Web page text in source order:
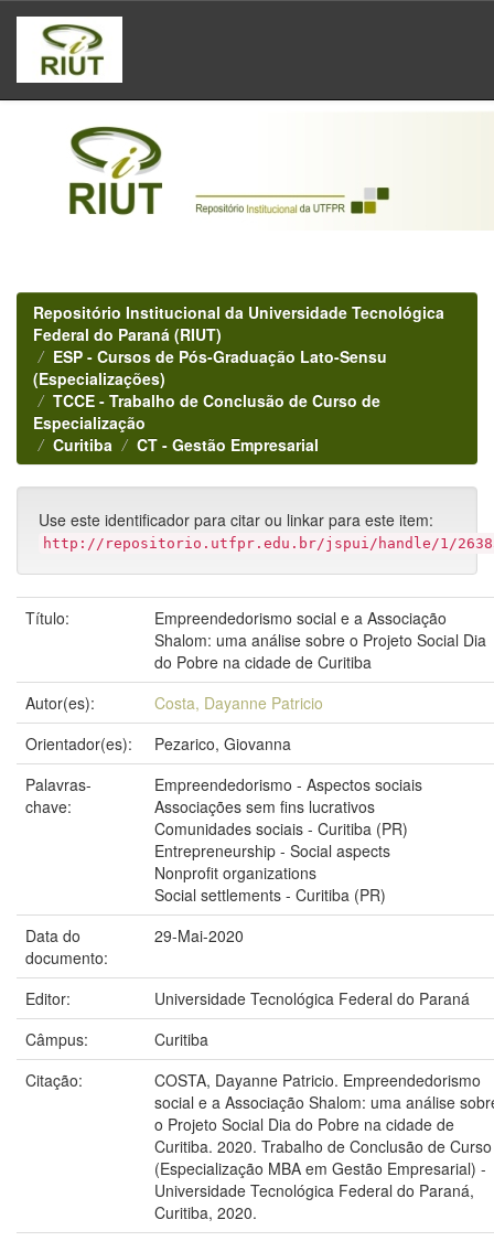
Skip
navigation
Repositório Institucional da Universidade Tecnológica
Federal do Paraná (RIUT)
ESP - Cursos de Pós-Graduação Lato-Sensu
(Especializações)
TCCE - Trabalho de Conclusão de Curso de
Especialização
Curitiba
CT - Gestão Empresarial
Use este identificador para citar ou linkar para este item:
http://repositorio.utfpr.edu.br/jspui/handle/1/
Título:
Empreendedorismo social e a Associação
Shalom: uma análise sobre o Projeto Social Dia
do Pobre na cidade de Curitiba
Autor(es):
Costa, Dayanne Patricio
Orientador(es):
Pezarico, Giovanna
Palavras-
chave:
Empreendedorismo - Aspectos sociais
Associações sem fins lucrativos
Comunidades sociais - Curitiba (PR)
Entrepreneurship - Social aspects
Nonprofit organizations
Social settlements - Curitiba (PR)
Data do
documento:
29-Mai-2020
Editor:
Universidade Tecnológica Federal do Paraná
Câmpus:
Curitiba
Citação:
COSTA, Dayanne Patricio. Empreendedorismo
social e a Associação Shalom: uma análise
o Projeto Social Dia do Pobre na cidade de
Curitiba. 2020. Trabalho de Conclusão de Curso
(Especialização MBA em Gestão Empresarial) -
Universidade Tecnológica Federal do Paraná,
Curitiba, 2020.